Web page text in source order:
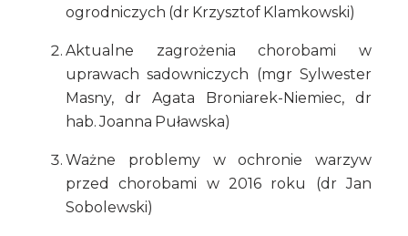
ogrodniczych (dr Krzysztof Klamkowski)
Aktualne zagrożenia chorobami w
uprawach sadowniczych (mgr Sylwester
Masny, dr Agata Broniarek-Niemiec, dr
hab. Joanna Puławska)
Ważne problemy w ochronie warzyw
przed chorobami w 2016 roku (dr Jan
Sobolewski)